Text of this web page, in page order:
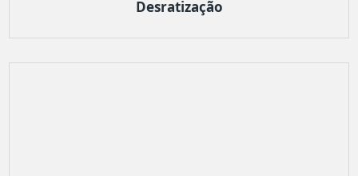
Desratização